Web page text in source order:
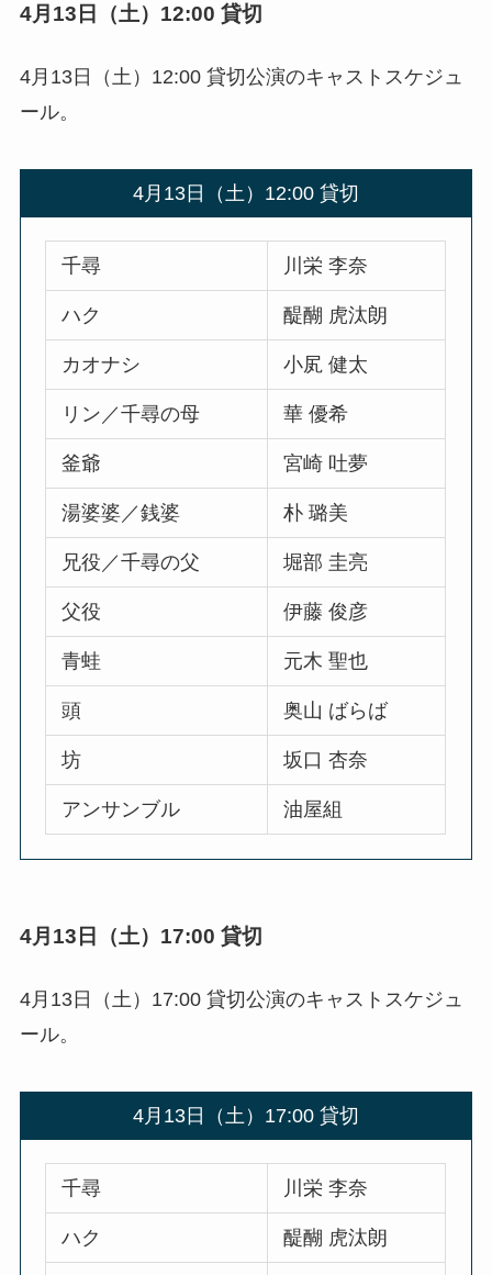
4月13日（土）12:00 貸切
4月13日（土）12:00 貸切公演のキャストスケジュ
ール。
4月13日（土）12:00 貸切
千尋 川栄 李奈
ハク 醍醐 虎汰朗
カオナシ 小㞍 健太
リン／千尋の母 華 優希
釜爺 宮崎 吐夢
湯婆婆／銭婆 朴 璐美
兄役／千尋の父 堀部 圭亮
父役 伊藤 俊彦
青蛙 元木 聖也
頭 奥山 ばらば
坊 坂口 杏奈
アンサンブル 油屋組
4月13日（土）17:00 貸切
4月13日（土）17:00 貸切公演のキャストスケジュ
ール。
4月13日（土）17:00 貸切
千尋 川栄 李奈
ハク 醍醐 虎汰朗